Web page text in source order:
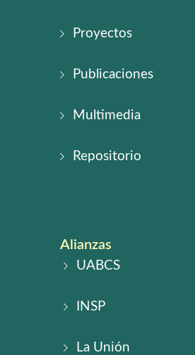
Proyectos
Publicaciones
Multimedia
Repositorio
Alianzas
UABCS
INSP
La Unión